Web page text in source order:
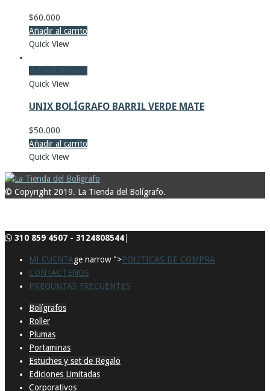
$60.000
Añadir al carrito
Quick View
Quick View
UNIX BOLÍGRAFO BARRIL VERDE MATE
$50.000
Añadir al carrito
Quick View
© Copyright 2019. La Tienda del Bolígrafo.
310 859 4507 - 3124808544
MI CUENTAge narrow ">POLÍTICAS DE COMPRA
CONTACTENOS
PREGUNTAS FRECUENTES
Bolígrafos
Roller
Plumas
Portaminas
Estuches y set de Regalo
Ediciones Limitadas
Corporativos